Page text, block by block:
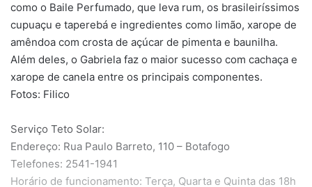
como o Baile Perfumado, que leva rum, os brasileiríssimos
cupuaçu e taperebá e ingredientes como limão, xarope de
amêndoa com crosta de açúcar de pimenta e baunilha.
Além deles, o Gabriela faz o maior sucesso com cachaça e
xarope de canela entre os principais componentes.
Fotos: Filico
Serviço Teto Solar:
Endereço: Rua Paulo Barreto, 110 – Botafogo
Telefones: 2541-1941
Horário de funcionamento: Terça, Quarta e Quinta das 18h